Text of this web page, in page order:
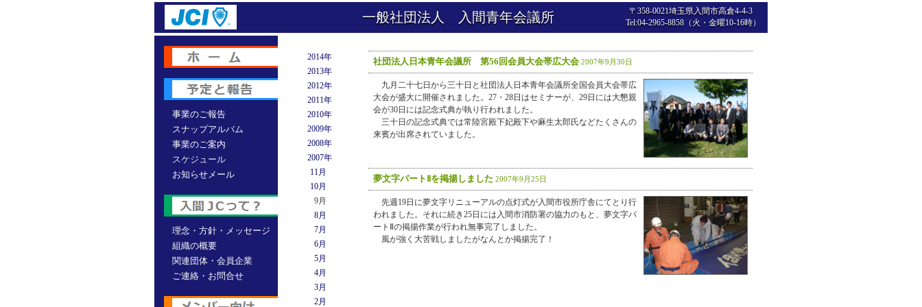
一般社団法人 入間青年会議所
〒358-0021埼玉県入間市高倉4-4-3
Tel:04-2965-8858（火・金曜10-16時）
事業のご報告
スナップアルバム
事業のご案内
スケジュール
お知らせメール
理念・方針・メッセージ
組織の概要
関連団体・会員企業
ご連絡・お問合せ
2014年
2013年
2012年
2011年
2010年
2009年
2008年
2007年
11月
10月
9月
8月
7月
6月
5月
4月
3月
2月
社団法人日本青年会議所 第56回会員大会帯広大会 2007年9月30日
九月二十七日から三十日と社団法人日本青年会議所全国会員大会帯広
大会が盛大に開催されました。27・28日はセミナーが、29日には大懇親
会が30日には記念式典が執り行われました。
三十日の記念式典では常陸宮殿下妃殿下や麻生太郎氏などたくさんの
来賓が出席されていました。
夢文字パートⅡを掲揚しました 2007年9月25日
先週19日に夢文字リニューアルの点灯式が入間市役所庁舎にてとり行
われました。それに続き25日には入間市消防署の協力のもと、夢文字パ
ートⅡの掲揚作業が行われ無事完了しました。
風が強く大苦戦しましたがなんとか掲揚完了！